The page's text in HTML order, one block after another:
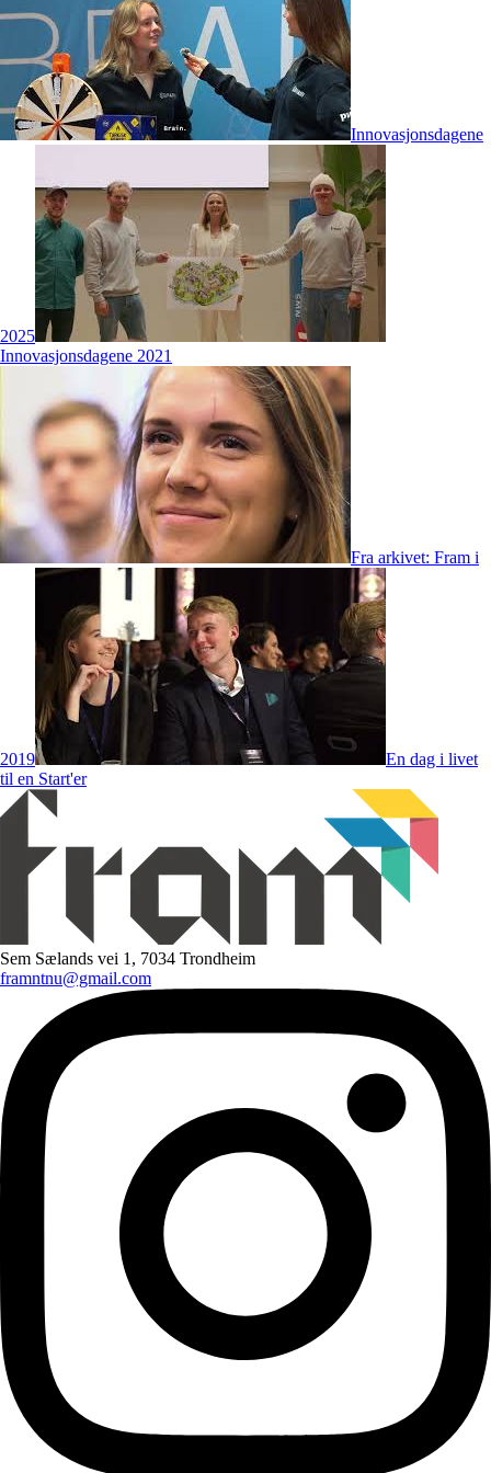
Innovasjonsdagene
2025
Innovasjonsdagene 2021
Fra arkivet: Fram i
2019
En dag i livet
til en Start'er
Sem Sælands vei 1, 7034 Trondheim
framntnu@gmail.com